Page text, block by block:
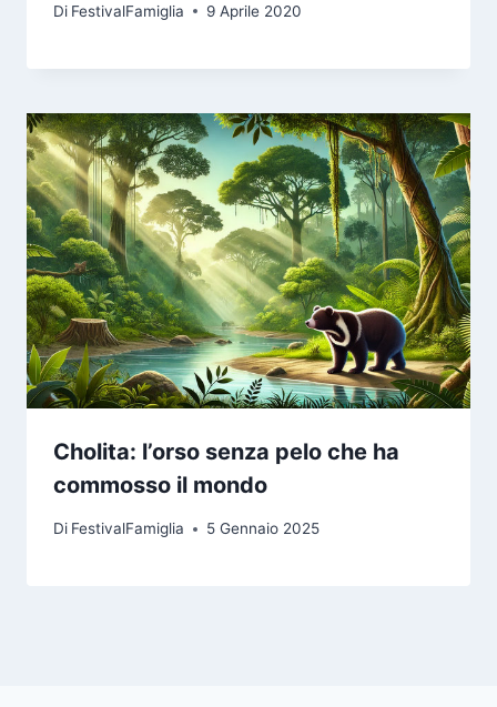
Di FestivalFamiglia 9 Aprile 2020
Cholita: l’orso senza pelo che ha
commosso il mondo
Di FestivalFamiglia 5 Gennaio 2025